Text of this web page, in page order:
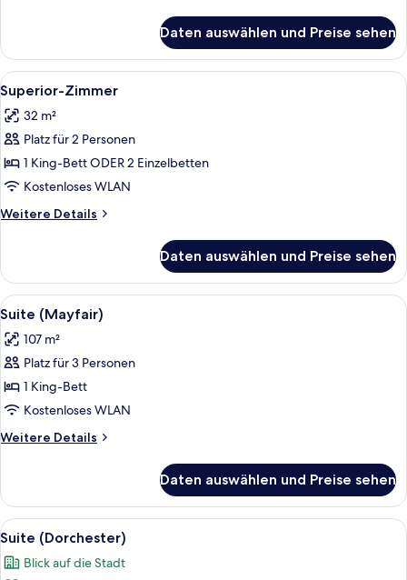
Zimmer
Daten auswählen und Preise sehen
Alle
Fotos
für
Superior-
Zimmer
anzeigen
Ein Hotelzimmer mit einem großen
12
Superior-Zimmer
32 m²
Platz für 2 Personen
1 King-Bett ODER 2 Einzelbetten
Kostenloses WLAN
Weitere Details
Weitere
Zimmer
Daten auswählen und Preise sehen
Alle
Fotos
für
Suite
(Mayfair)
anzeigen
Ein stilvoll eingerichtetes
11
Suite (Mayfair)
107 m²
Platz für 3 Personen
1 King-Bett
Kostenloses WLAN
Weitere Details
Weitere
(Mayfair)
Daten auswählen und Preise sehen
Alle
Fotos
für
Ein geräumiges Wohnzimmer mit
14
Suite (Dorchester)
Blick auf die Stadt